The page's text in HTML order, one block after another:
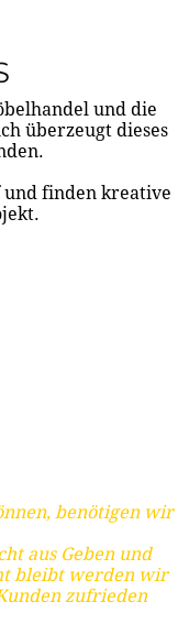
und die
überzeugt dieses
und finden kreative
benötigen wir
aus Geben und
bleibt werden wir
zufrieden